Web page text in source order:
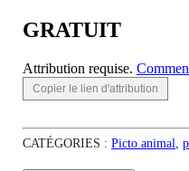
GRATUIT
Attribution requise.
Copier le lien d'attribution
CATÉGORIES : Picto animal,